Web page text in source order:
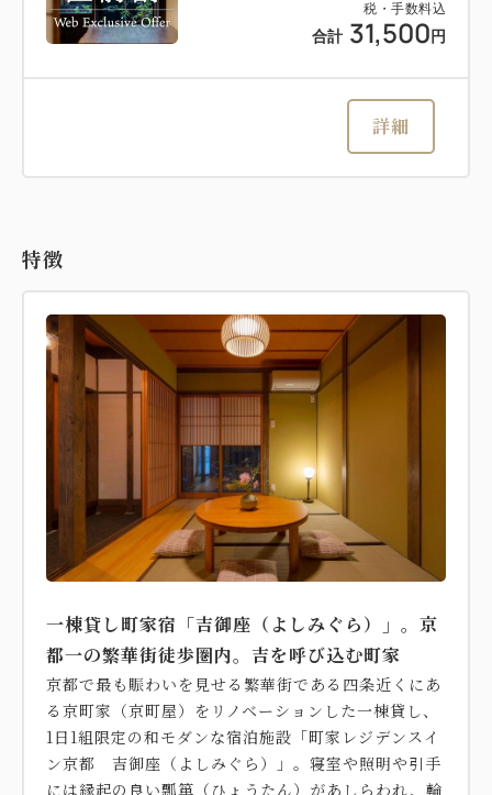
税・手数料込
合計 31,500 円
詳細
特徴
一棟貸し町家宿「吉御座（よしみぐら）」。京
都一の繁華街徒歩圏内。吉を呼び込む町家
京都で最も賑わいを見せる繁華街である四条近くにあ
る京町家（京町屋）をリノベーションした一棟貸し、
1日1組限定の和モダンな宿泊施設「町家レジデンスイ
ン京都 吉御座（よしみぐら）」。寝室や照明や引手
には縁起の良い瓢箪（ひょうたん）があしらわれ、輪